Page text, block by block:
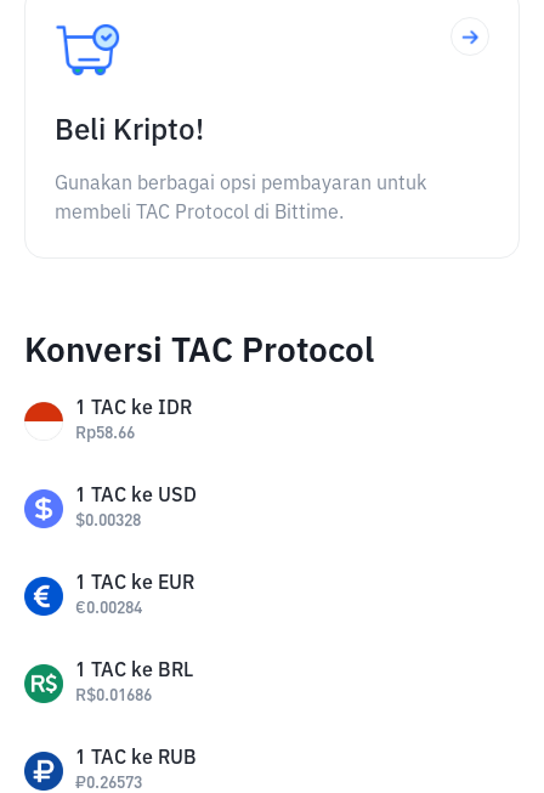
Beli Kripto!
Gunakan berbagai opsi pembayaran untuk
membeli TAC Protocol di Bittime.
Konversi TAC Protocol
1 TAC ke IDR
Rp58.66
1 TAC ke USD
$0.00328
1 TAC ke EUR
€0.00284
1 TAC ke BRL
R$0.01686
1 TAC ke RUB
₽0.26573